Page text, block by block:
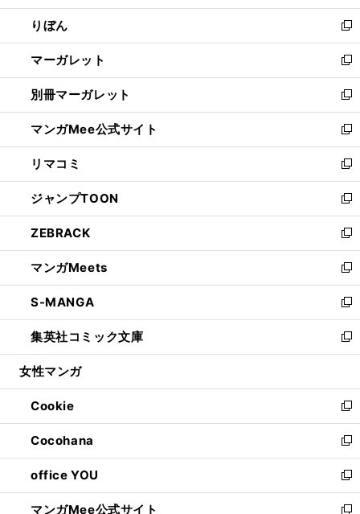
開
く
ウ
で
開
く
ン
ド
ウ
で
開
く
ウ
ィ
ン
ド
ウ
で
開
く
りぼん
新
し
い
ウ
ィ
ン
ド
ウ
で
開
く
マーガレット
新
し
い
ウ
ィ
ン
ド
ウ
で
開
く
別冊マーガレット
新
し
い
ウ
ィ
ン
ド
ウ
で
開
く
マンガMee公式サイト
新
し
い
ウ
ィ
ン
ド
ウ
で
開
く
リマコミ
新
し
い
ウ
ィ
ン
ド
ウ
で
開
く
ジャンプTOON
新
し
い
ウ
ィ
ン
ド
ウ
で
開
ZEBRACK
新
し
い
ウ
ィ
ン
ド
ウ
開
く
マンガMeets
新
し
い
ウ
ィ
ン
ウ
で
開
く
S-MANGA
新
し
い
ウ
ン
ド
ウ
で
開
く
集英社コミック文庫
新
し
ウ
ィ
ン
ド
ウ
で
開
く
女性マンガ
Cookie
新
し
い
ウ
ィ
ン
ド
Cocohana
新
し
い
ウ
office YOU
新
し
マンガMee公式サイト